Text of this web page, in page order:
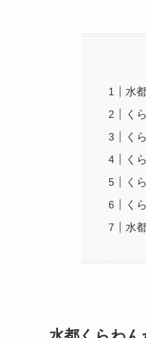
水
く
く
く
く
く
水